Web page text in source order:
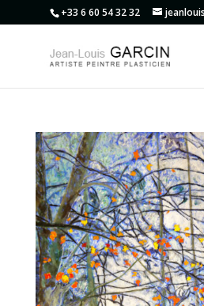
+33 6 60 54 32 32